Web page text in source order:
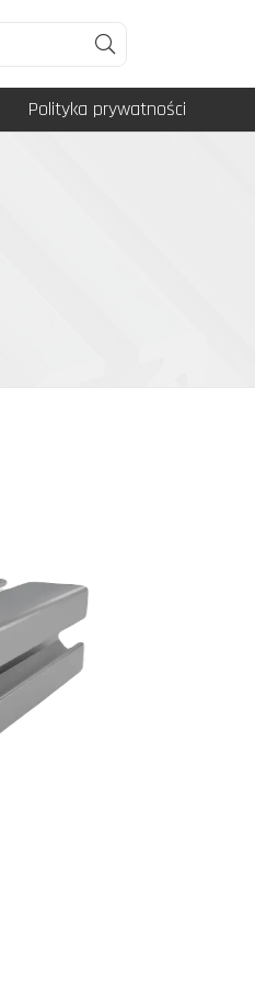
Polityka prywatności